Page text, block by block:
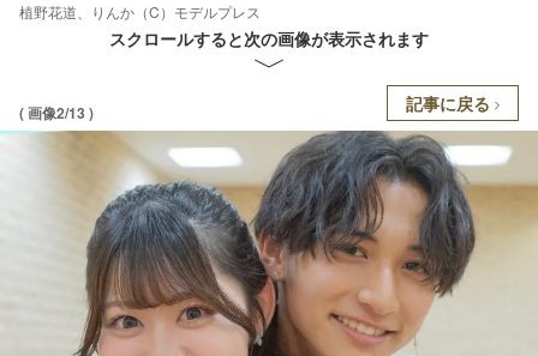
植野花道、りんか（C）モデルプレス
スクロールすると次の画像が表示されます
( 画像2/13 ) 記事に戻る